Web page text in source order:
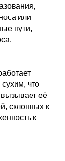
или
пути,
что
вызывает её
склонных к
к